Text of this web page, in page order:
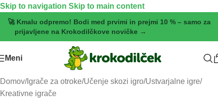
Skip to navigation Skip to main content
🚀 Kmalu odpremo! Bodi med prvimi in prejmi 10 % – samo za
prijavljene na Krokodilčkove novičke →
Meni
Domov/Igrače za otroke/Učenje skozi igro/Ustvarjalne igre/
Kreativne igrače